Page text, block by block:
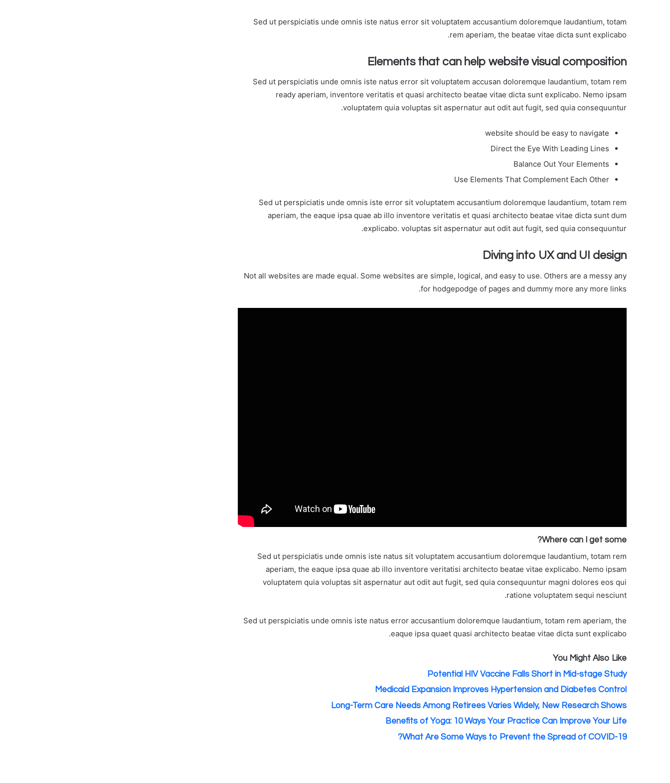
Sed ut perspiciatis unde omnis iste natus error sit voluptatem accusantium doloremque laudantium, totam
rem aperiam, the beatae vitae dicta sunt explicabo.
Elements that can help website visual composition
Sed ut perspiciatis unde omnis iste natus error sit voluptatem accusan doloremque laudantium, totam rem
ready aperiam, inventore veritatis et quasi architecto beatae vitae dicta sunt explicabo. Nemo ipsam
voluptatem quia voluptas sit aspernatur aut odit aut fugit, sed quia consequuntur.
website should be easy to navigate
Direct the Eye With Leading Lines
Balance Out Your Elements
Use Elements That Complement Each Other
Sed ut perspiciatis unde omnis iste error sit voluptatem accusantium doloremque laudantium, totam rem
aperiam, the eaque ipsa quae ab illo inventore veritatis et quasi architecto beatae vitae dicta sunt dum
explicabo. voluptas sit aspernatur aut odit aut fugit, sed quia consequuntur.
Diving into UX and UI design
Not all websites are made equal. Some websites are simple, logical, and easy to use. Others are a messy any
for hodgepodge of pages and dummy more any more links.
Where can I get some?
Sed ut perspiciatis unde omnis iste natus sit voluptatem accusantium doloremque laudantium, totam rem
aperiam, the eaque ipsa quae ab illo inventore veritatisi architecto beatae vitae explicabo. Nemo ipsam
voluptatem quia voluptas sit aspernatur aut odit aut fugit, sed quia consequuntur magni dolores eos qui
ratione voluptatem sequi nesciunt.
Sed ut perspiciatis unde omnis iste natus error accusantium doloremque laudantium, totam rem aperiam, the
eaque ipsa quaet quasi architecto beatae vitae dicta sunt explicabo.
You Might Also Like
Potential HIV Vaccine Falls Short in Mid-stage Study
Medicaid Expansion Improves Hypertension and Diabetes Control
Long-Term Care Needs Among Retirees Varies Widely, New Research Shows
Benefits of Yoga: 10 Ways Your Practice Can Improve Your Life
What Are Some Ways to Prevent the Spread of COVID-19?